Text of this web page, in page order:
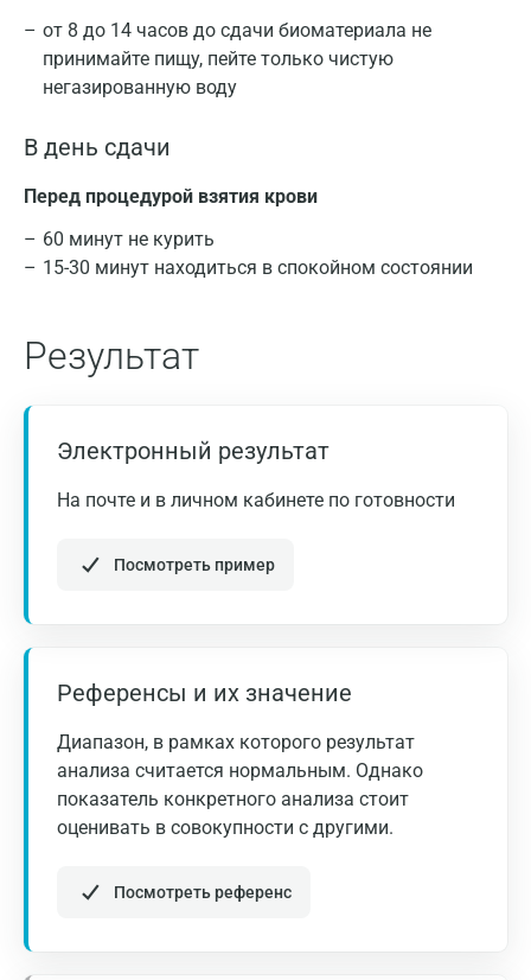
от 8 до 14 часов до сдачи биоматериала не
принимайте пищу, пейте только чистую
негазированную воду
В день сдачи
Перед процедурой взятия крови
60 минут не курить
15-30 минут находиться в спокойном состоянии
Результат
Электронный результат
На почте и в личном кабинете по готовности
Посмотреть пример
Референсы и их значение
Диапазон, в рамках которого результат
анализа считается нормальным. Однако
показатель конкретного анализа стоит
оценивать в совокупности с другими.
Посмотреть референс
исследования, рекомендуется обратиться к
Москва
Санкт-Петербург
Казань
Апрелевка
Барнаул
Видное
Владимир
Волжский
Вологда